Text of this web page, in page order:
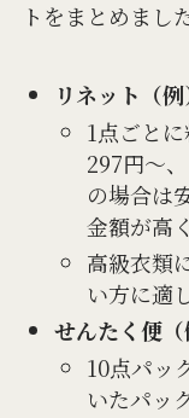
トをまとめました
リネット（例
1点ごと
297円〜
の場合は
金額が高
高級衣類
い方に適
せんたく便（
10点パッ
いたパッ